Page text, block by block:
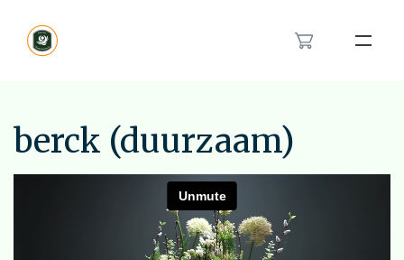
Het rouwboeket in hartvorm
Modern rouwbloemwerk
Over ons
berck (duurzaam)